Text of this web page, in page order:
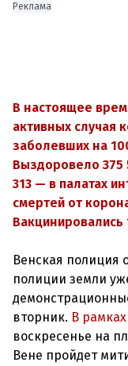
Реклама
В настоящее
активных случая
заболевших на
Выздоровело 375
313 — в палатах
смертей от
Венская полиция
полиции земли
вторник. В
воскресенье на
Вене пройдет